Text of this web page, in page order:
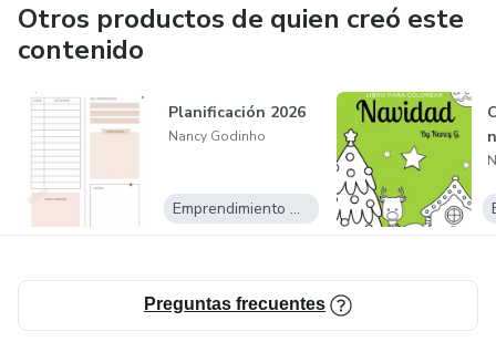
Otros productos de quien creó este
contenido
Planificación 2026
Nancy Godinho
Emprendimiento Digital
Preguntas frecuentes